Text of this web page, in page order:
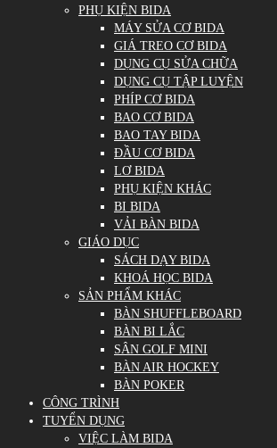
PHỤ KIỆN BIDA
MÁY SỬA CƠ BIDA
GIÁ TREO CƠ BIDA
DỤNG CỤ SỬA CHỮA
DỤNG CỤ TẬP LUYỆN
PHÍP CƠ BIDA
BAO CƠ BIDA
BAO TAY BIDA
ĐẦU CƠ BIDA
LƠ BIDA
PHỤ KIỆN KHÁC
BI BIDA
VẢI BÀN BIDA
GIÁO DỤC
SÁCH DẠY BIDA
KHOÁ HỌC BIDA
SẢN PHẨM KHÁC
BÀN SHUFFLEBOARD
BÀN BI LẮC
SÂN GOLF MINI
BÀN AIR HOCKEY
BÀN POKER
CÔNG TRÌNH
TUYỂN DỤNG
VIỆC LÀM BIDA